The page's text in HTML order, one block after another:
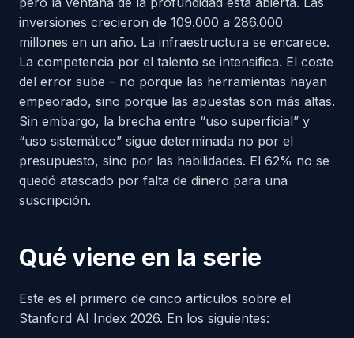
inversiones crecieron de 109.000 a 286.000
millones en un año. La infraestructura se encarece.
La competencia por el talento se intensifica. El coste
del error sube – no porque las herramientas hayan
empeorado, sino porque las apuestas son más altas.
Sin embargo, la brecha entre “uso superficial” y
“uso sistemático” sigue determinada no por el
presupuesto, sino por las habilidades. El 62% no se
quedó atascado por falta de dinero para una
suscripción.
Qué viene en la serie
Este es el primero de cinco artículos sobre el
Stanford AI Index 2026. En los siguientes: